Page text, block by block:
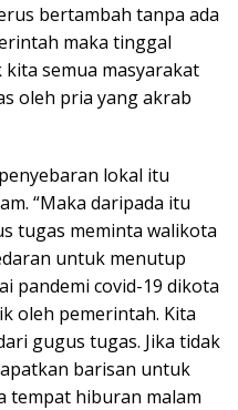
bertambah tanpa ada
maka tinggal
semua masyarakat
oleh pria yang akrab
lokal itu
“Maka daripada itu
tugas meminta walikota
untuk menutup
pandemi covid-19 dikota
oleh pemerintah. Kita
gugus tugas. Jika tidak
barisan untuk
tempat hiburan malam